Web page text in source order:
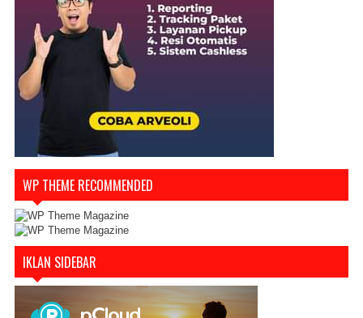
WP THEME RECOMMENDED
IKLAN SIDEBAR